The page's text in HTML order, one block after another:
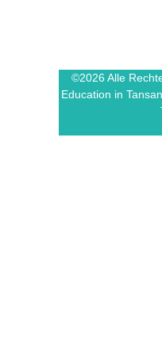
©2026 Alle
Education in